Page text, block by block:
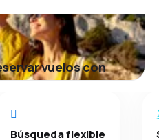
vuelos con
Búsqueda flexible